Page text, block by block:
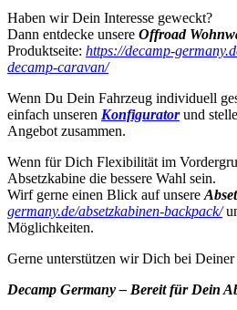
Haben wir Dein Interesse geweckt?
Dann entdecke unsere Offroad
Produktseite: https://decamp-
decamp-caravan/
Wenn Du Dein Fahrzeug individuell
einfach unseren Konfigurator und
Angebot zusammen.
Wenn für Dich Flexibilität im
Absetzkabine die bessere Wahl sein.
Wirf gerne einen Blick auf unsere
germany.de/absetzkabinen-backpack/
Möglichkeiten.
Gerne unterstützen wir Dich bei Deiner
Decamp Germany – Bereit für Dein